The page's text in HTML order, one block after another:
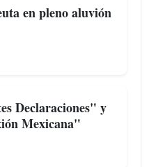
en pleno aluvión
Declaraciones" y
Mexicana"